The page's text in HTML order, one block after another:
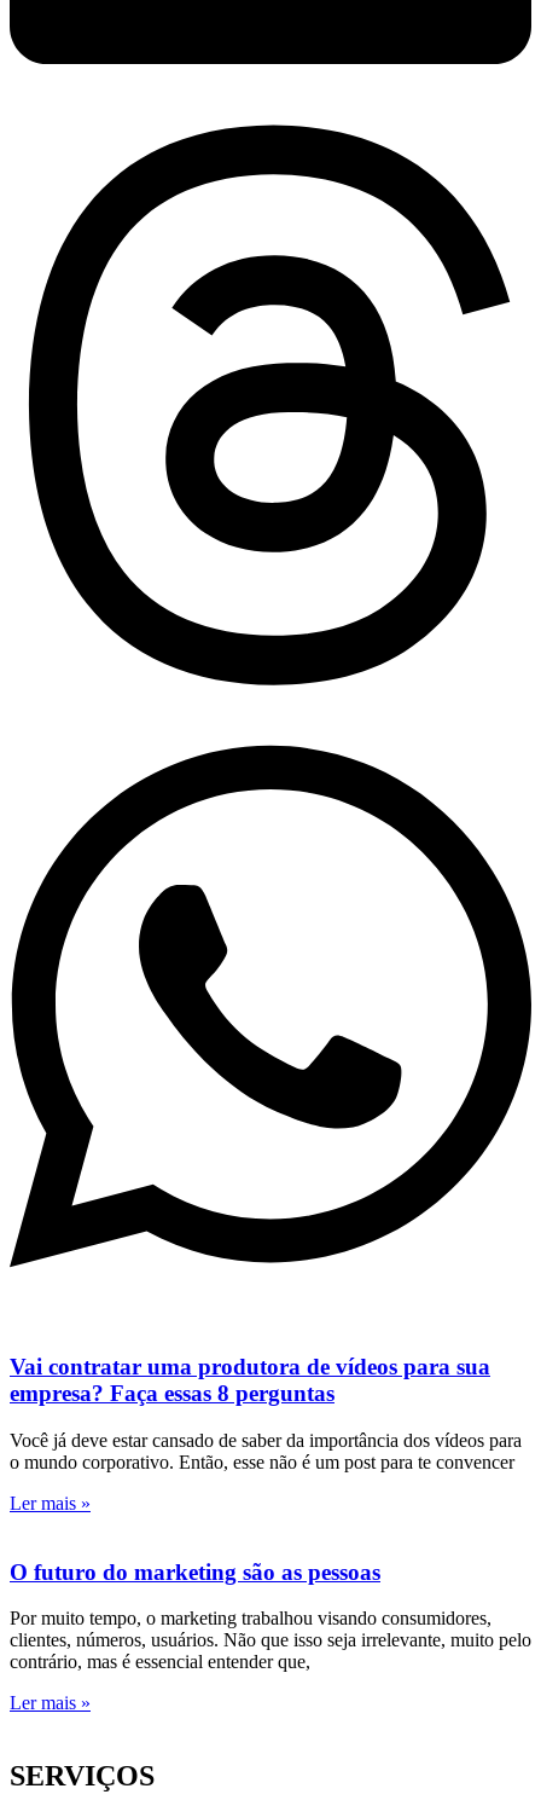
Vai contratar uma produtora de vídeos para sua
empresa? Faça essas 8 perguntas
Você já deve estar cansado de saber da importância dos vídeos para
o mundo corporativo. Então, esse não é um post para te convencer
Ler mais »
O futuro do marketing são as pessoas
Por muito tempo, o marketing trabalhou visando consumidores,
clientes, números, usuários. Não que isso seja irrelevante, muito pelo
contrário, mas é essencial entender que,
Ler mais »
SERVIÇOS